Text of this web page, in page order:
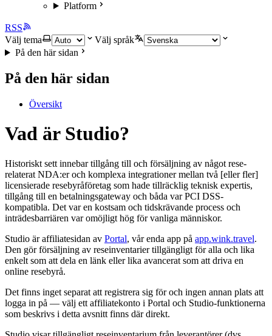
Platform
RSS
Välj tema
Välj språk
På den här sidan
På den här sidan
Översikt
Vad är Studio?
Historiskt sett innebar tillgång till och försäljning av något rese-
relaterat NDA:er och komplexa integrationer mellan två [eller fler]
licensierade resebyråföretag som hade tillräcklig teknisk expertis,
tillgång till en betalningsgateway och båda var PCI DSS-
kompatibla. Det var en kostsam och tidskrävande process och
inträdesbarriären var omöjligt hög för vanliga människor.
Studio är affiliatesidan av Portal, vår enda app på app.wink.travel.
Den gör försäljning av reseinventarier tillgängligt för alla och lika
enkelt som att dela en länk eller lika avancerat som att driva en
online resebyrå.
Det finns inget separat att registrera sig för och ingen annan plats att
logga in på — välj ett affiliatekonto i Portal och Studio-funktionerna
som beskrivs i detta avsnitt finns där direkt.